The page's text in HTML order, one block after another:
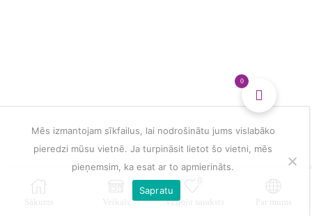
Sākums Veikals Vēlmju saraksts Par mums
0
Mēs izmantojam sīkfailus, lai nodrošinātu jums vislabāko
pieredzi mūsu vietnē. Ja turpināsit lietot šo vietni, mēs
pieņemsim, ka esat ar to apmierināts.
Sapratu